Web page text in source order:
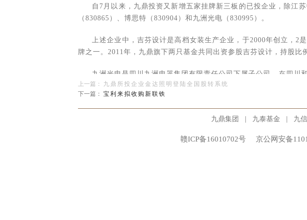
自7月以来，九鼎投资又新增五家挂牌新三板的已投企业，除江
（830865）、博思特（830904）和九洲光电（830995）。
上述企业中，吉芬设计是高档女装生产企业，于2000年创立，2
牌之一。2011年，九鼎旗下两只基金共同出资参股吉芬设计，持股比
九洲光电是四川九洲电器集团有限责任公司下属子公司，在四川
产品生产线，具备世界上最先生的全自动半导体产品生产设备和一
2011年和2012年两次出资购入九洲光电股份，共持有九洲光电13.11%
目前，九鼎挂牌新三板企业数量已达10家，除上述5家企业外，
上一篇： 九鼎所投企业金达照明登陆全国股转系统
下一篇： 宝利来拟收购新联铁
九鼎集团 | 九泰基金 | 九
赣ICP备16010702号 京公网安备